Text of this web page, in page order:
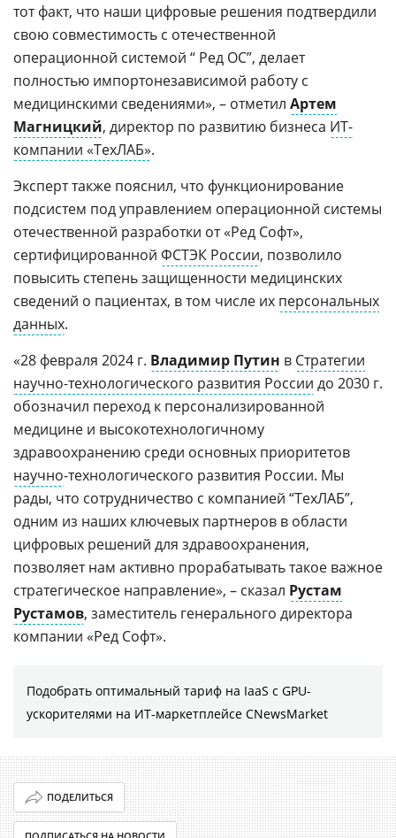
тот факт, что наши цифровые решения подтвердили
свою совместимость с отечественной
операционной системой “ Ред ОС”, делает
полностью импортонезависимой работу с
медицинскими сведениями», – отметил Артем
Магницкий, директор по развитию бизнеса ИT-
компании «ТехЛАБ».
Эксперт также пояснил, что функционирование
подсистем под управлением операционной системы
отечественной разработки от «Ред Софт»,
сертифицированной ФСТЭК России, позволило
повысить степень защищенности медицинских
сведений о пациентах, в том числе их персональных
данных.
«28 февраля 2024 г. Владимир Путин в Стратегии
научно-технологического развития России до 2030 г.
обозначил переход к персонализированной
медицине и высокотехнологичному
здравоохранению среди основных приоритетов
научно-технологического развития России. Мы
рады, что сотрудничество с компанией “ТехЛАБ”,
одним из наших ключевых партнеров в области
цифровых решений для здравоохранения,
позволяет нам активно прорабатывать такое важное
стратегическое направление», – сказал Рустам
Рустамов, заместитель генерального директора
компании «Ред Софт».
Подобрать оптимальный тариф на IaaS с GPU-
ускорителями на ИТ-маркетплейсе CNewsMarket
ПОДЕЛИТЬСЯ